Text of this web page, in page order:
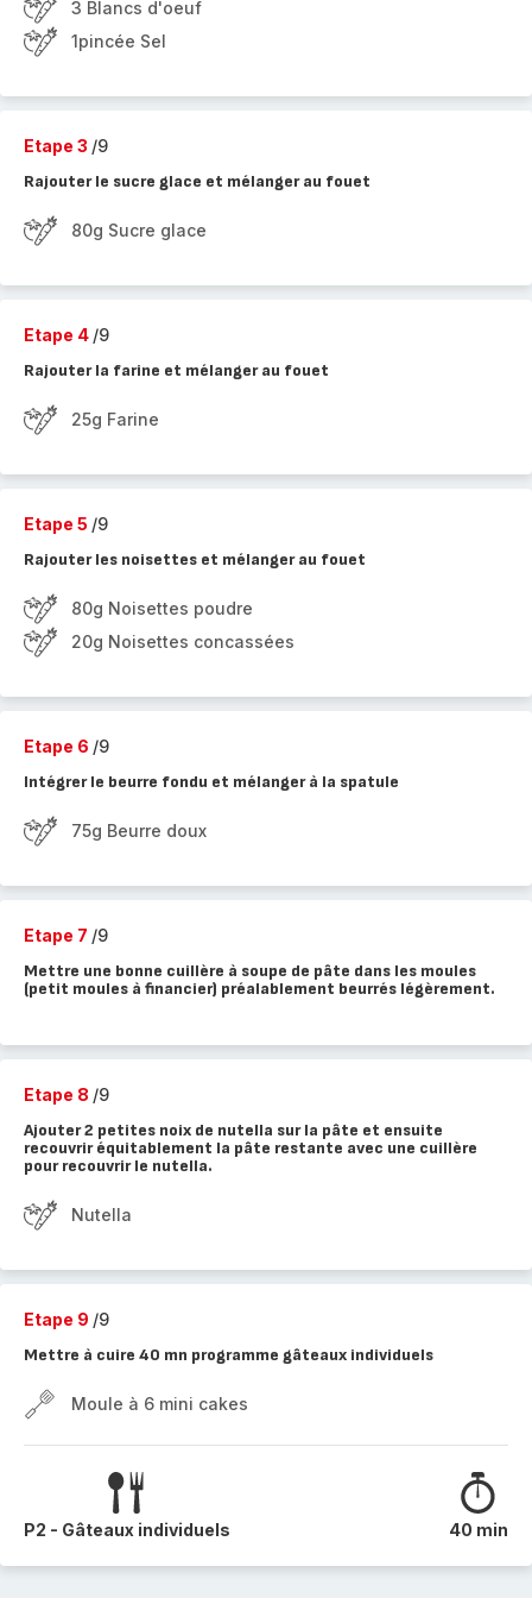
3 Blancs d'oeuf
1pincée Sel
Etape 3 /9
Rajouter le sucre glace et mélanger au fouet
80g Sucre glace
Etape 4 /9
Rajouter la farine et mélanger au fouet
25g Farine
Etape 5 /9
Rajouter les noisettes et mélanger au fouet
80g Noisettes poudre
20g Noisettes concassées
Etape 6 /9
Intégrer le beurre fondu et mélanger à la spatule
75g Beurre doux
Etape 7 /9
Mettre une bonne cuillère à soupe de pâte dans les moules
(petit moules à financier) préalablement beurrés légèrement.
Etape 8 /9
Ajouter 2 petites noix de nutella sur la pâte et ensuite
recouvrir équitablement la pâte restante avec une cuillère
pour recouvrir le nutella.
Nutella
Etape 9 /9
Mettre à cuire 40 mn programme gâteaux individuels
Moule à 6 mini cakes
P2 - Gâteaux individuels 40 min